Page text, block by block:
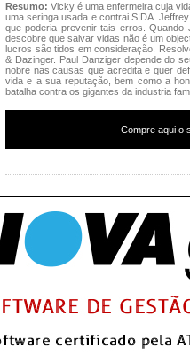
Resumo: Vicky é uma enfermeira cuja
uma seringa usada e contrai SIDA.
que poderia prevenir tais erros.
descobre que salvar vidas não é um
lucros são tidos em consideração.
& Dazinger. Paul Danziger depende do
nobre nas causas que acredita e quer
vida e a sua reputação, bem como a
batalha contra os gigantes da industria
Compre aqui o